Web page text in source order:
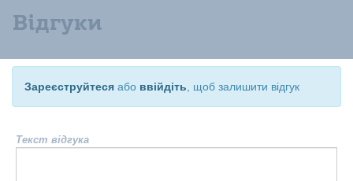
Відгуки
Зареєструйтеся або ввійдіть , щоб залишити відгук
Текст відгука